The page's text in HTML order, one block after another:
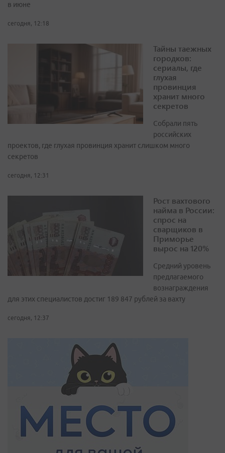
в июне
сегодня, 12:18
Тайны таежных
городков:
сериалы, где
глухая
провинция
хранит много
секретов
Собрали пять
российских
проектов, где глухая провинция хранит слишком много
секретов
сегодня, 12:31
Рост вахтового
найма в России:
спрос на
сварщиков в
Приморье
вырос на 120%
Средний уровень
предлагаемого
вознаграждения
для этих специалистов достиг 189 847 рублей за вахту
сегодня, 12:37